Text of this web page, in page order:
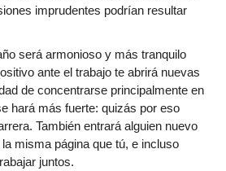
imprudentes podrían resultar
será armonioso y más tranquilo
ante el trabajo te abrirá nuevas
de concentrarse principalmente en
hará más fuerte: quizás por eso
También entrará alguien nuevo
misma página que tú, e incluso
juntos.